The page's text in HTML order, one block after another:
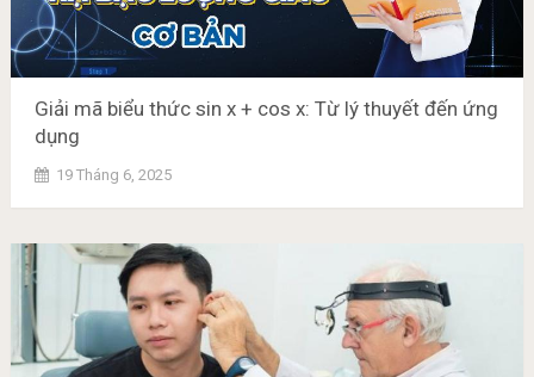
Giải mã biểu thức sin x + cos x: Từ lý thuyết đến ứng
dụng
19 Tháng 6, 2025